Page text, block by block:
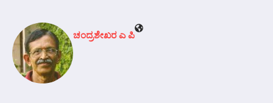
ಚಂದ್ರಶೇಖರ ಎ ಪಿ